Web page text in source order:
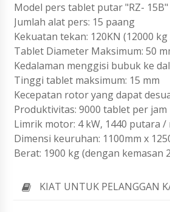
Model pers tablet putar "RZ- 15B"
Jumlah alat pers: 15 paang
Kekuatan tekan: 120KN (12000 kg
Tablet Diameter Maksimum: 50
Kedalaman menggisi bubuk ke
Tinggi tablet maksimum: 15 mm
Kecepatan rotor yang dapat
Produktivitas: 9000 tablet per jam
Limrik motor: 4 kW, 1440 putara /
Dimensi keuruhan: 1100mm x
Berat: 1900 kg (dengan kemasan
KIAT UNTUK PELANGGAN